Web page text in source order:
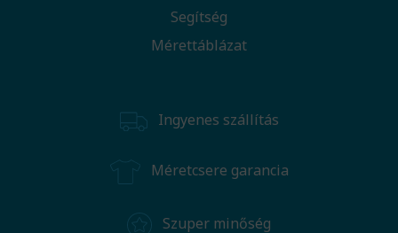
Segítség
Mérettáblázat
Ingyenes szállítás
Méretcsere garancia
Szuper minőség